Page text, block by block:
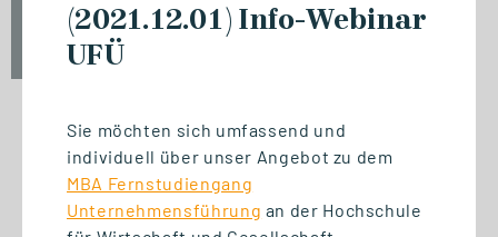
Mi., 23. September 2026
17:00 - 18:30 Uhr
Biomedizinische Informatik
(2021.12.01) Info-Webinar
UFÜ
Sie möchten sich umfassend und
individuell über unser Angebot zu dem
MBA Fernstudiengang
Unternehmensführung an der Hochschule